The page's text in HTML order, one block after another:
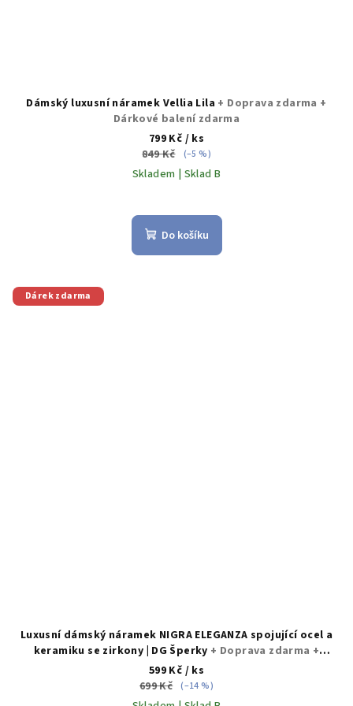
Dámský luxusní náramek Vellia Lila + Doprava zdarma +
Dárkové balení zdarma
799 Kč / ks
849 Kč
(–5 %)
Skladem | Sklad B
Do košíku
Dárek zdarma
Luxusní dámský náramek NIGRA ELEGANZA spojující ocel a
keramiku se zirkony | DG Šperky + Doprava zdarma +
Dárkové balení zdarma
599 Kč / ks
699 Kč (–14 %)